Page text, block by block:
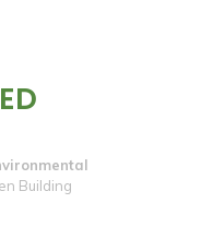
Building